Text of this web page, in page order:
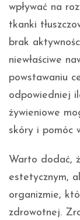
wpływać na
tkanki
brak
niewłaściwe
powstawaniu
odpowiedniej
żywieniowe
skóry i pomóc
Warto dodać,
estetycznym,
organizmie,
zdrowotnej.